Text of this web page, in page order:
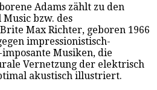
Adams zählt zu den
bzw. des
Max Richter, geboren 1966
impressionistisch-
Musiken, die
Vernetzung der elektrisch
akustisch illustriert.